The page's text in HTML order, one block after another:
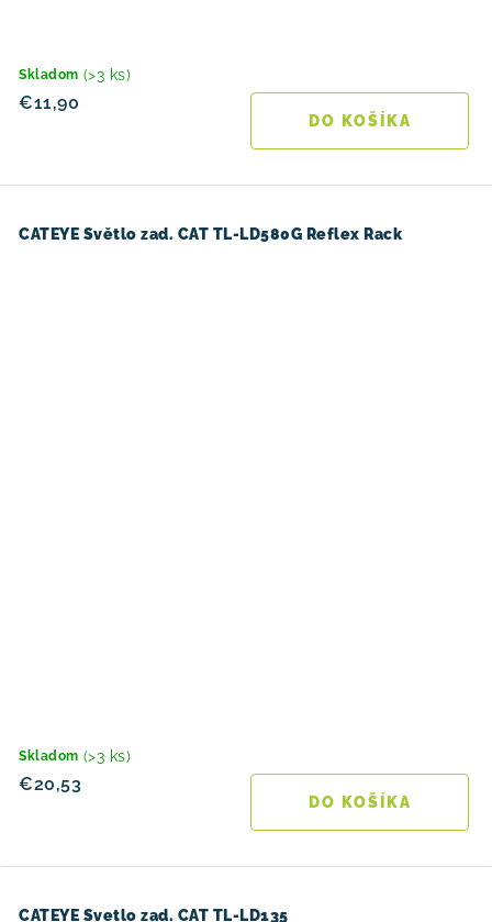
Skladom (>3 ks)
€11,90
DO KOŠÍKA
CATEYE Světlo zad. CAT TL-LD580G Reflex Rack
Skladom (>3 ks)
€20,53
DO KOŠÍKA
CATEYE Svetlo zad. CAT TL-LD135